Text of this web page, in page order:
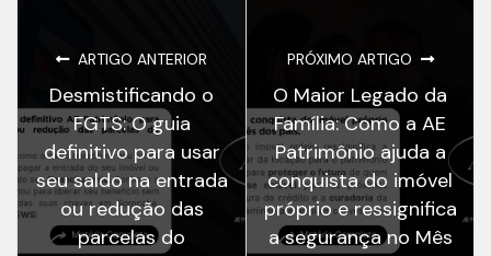
ARTIGO ANTERIOR
Desmistificando o
FGTS: O guia
definitivo para usar
seu saldo na entrada
ou redução das
parcelas do
PRÓXIMO ARTIGO
O Maior Legado da
Família: Como a AE
Patrimônio ajuda a
conquista do imóvel
próprio e ressignifica
a segurança no Mês